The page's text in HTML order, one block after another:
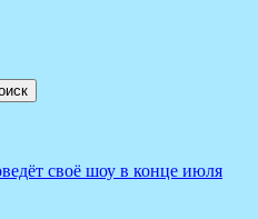
своё шоу в конце июля